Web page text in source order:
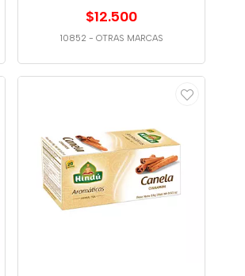
$12.500
10852 - OTRAS MARCAS